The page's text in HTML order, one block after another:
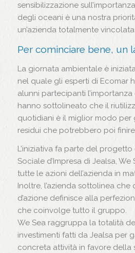
sensibilizzazione
degli oceani è una nostra
un’azienda totalmente
Per cominciare bene, un
La giornata ambientale è
nel quale gli esperti di Ecomar
alunni partecipanti l’importanza
hanno sottolineato che il
quotidiani è il miglior modo per
residui che potrebbero poi finire
L’iniziativa fa parte del
Sociale d’Impresa di Jealsa,
tutte le azioni dell’azienda in
Inoltre, l’azienda sottolinea che
d’azione definisce alla
che coinvolge tutto il gruppo.
We Sea raggruppa la totalità
investimenti fatti da Jealsa per
concreta attività in favore della